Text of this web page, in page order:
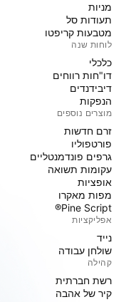
מניות‏
תעודות סל
מטבעות קריפטו
לוחות שנה
כלכלי
דו"חות רווחים
דיבידנדים
הנפקות
מוצרים נוספים
זרם חדשות
פורטפוליו
גרפים פונדמנטליים
עקומות תשואה
אופציות
מפות מאקרו
Pine Script®
אפליקציות
נייד
שולחן עבודה
קהילה
רשת חברתית
קיר של אהבה